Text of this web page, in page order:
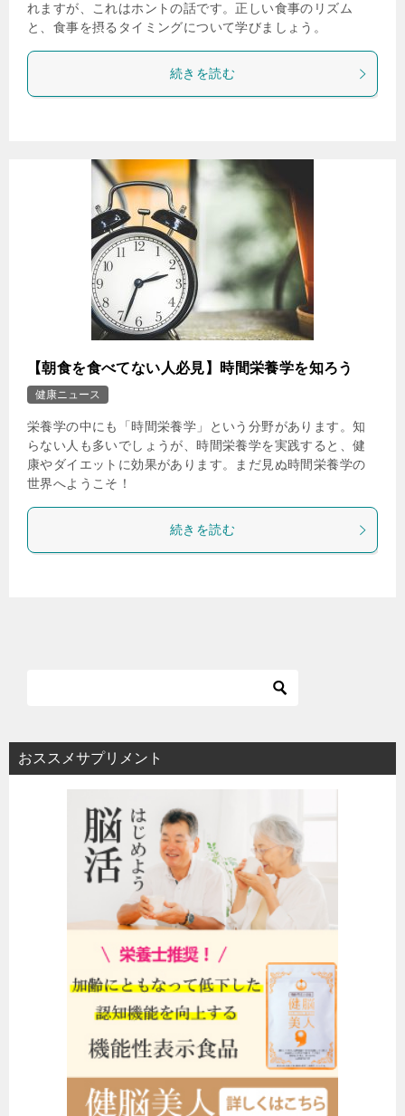
れますが、これはホントの話です。正しい食事のリズム
と、食事を摂るタイミングについて学びましょう。
続きを読む
【朝食を食べてない人必見】時間栄養学を知ろう
健康ニュース
栄養学の中にも「時間栄養学」という分野があります。知
らない人も多いでしょうが、時間栄養学を実践すると、健
康やダイエットに効果があります。まだ見ぬ時間栄養学の
世界へようこそ！
続きを読む
おススメサプリメント